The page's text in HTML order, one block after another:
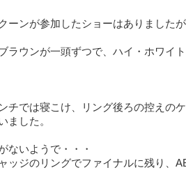
ーンが参加したショーはありました
ラウンが一頭ずつで、ハイ・ホワイ
チでは寝こけ、リング後ろの控えの
ました。
ないようで・・・
ッジのリングでファイナルに残り、